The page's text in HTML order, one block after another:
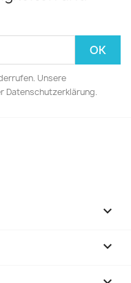
Unsere
Datenschutzerklärung.

